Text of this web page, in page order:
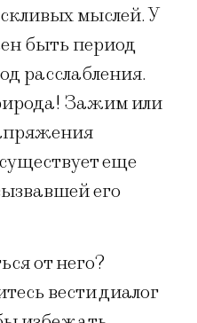
мыслей. У
быть период
расслабления.
Зажим или
еще
его
от него?
вести диалог